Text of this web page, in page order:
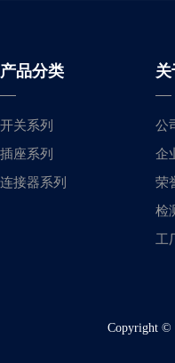
产品分类
开关系列
插座系列
连接器系列
关
公
企
荣
检
工
Copyright